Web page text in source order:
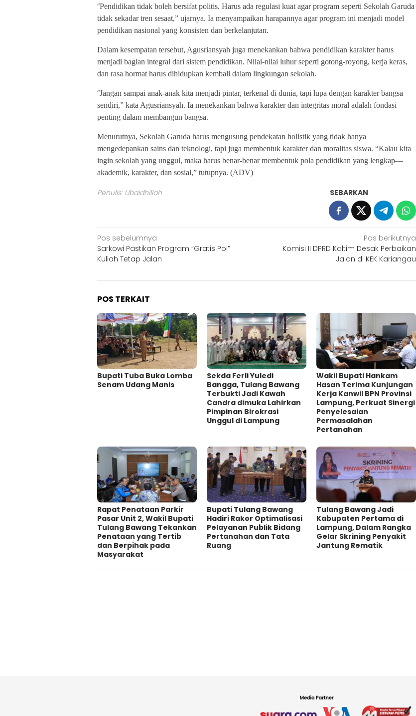
“Pendidikan tidak boleh bersifat politis. Harus ada regulasi kuat agar program seperti Sekolah Garuda
tidak sekadar tren sesaat,” ujarnya. Ia menyampaikan harapannya agar program ini menjadi model
pendidikan nasional yang konsisten dan berkelanjutan.
Dalam kesempatan tersebut, Agusriansyah juga menekankan bahwa pendidikan karakter harus
menjadi bagian integral dari sistem pendidikan. Nilai-nilai luhur seperti gotong-royong, kerja keras,
dan rasa hormat harus dihidupkan kembali dalam lingkungan sekolah.
“Jangan sampai anak-anak kita menjadi pintar, terkenal di dunia, tapi lupa dengan karakter bangsa
sendiri,” kata Agusriansyah. Ia menekankan bahwa karakter dan integritas moral adalah fondasi
penting dalam membangun bangsa.
Menurutnya, Sekolah Garuda harus mengusung pendekatan holistik yang tidak hanya
mengedepankan sains dan teknologi, tapi juga membentuk karakter dan moralitas siswa. “Kalau kita
ingin sekolah yang unggul, maka harus benar-benar membentuk pola pendidikan yang lengkap—
akademik, karakter, dan sosial,” tutupnya. (ADV)
Penulis: Ubaidhillah SEBARKAN
Navigasi
pos
Pos sebelumnya
Sarkowi Pastikan Program “Gratis Pol”
Kuliah Tetap Jalan
Pos berikutnya
Komisi II DPRD Kaltim Desak Perbaikan
Jalan di KEK Kariangau
POS TERKAIT
Bupati Tuba Buka Lomba
Senam Udang Manis
Sekda Ferli Yuledi
Bangga, Tulang Bawang
Terbukti Jadi Kawah
Candra dimuka Lahirkan
Pimpinan Birokrasi
Unggul di Lampung
Wakil Bupati Hankam
Hasan Terima Kunjungan
Kerja Kanwil BPN Provinsi
Lampung, Perkuat Sinergi
Penyelesaian
Permasalahan
Pertanahan
Rapat Penataan Parkir
Pasar Unit 2, Wakil Bupati
Tulang Bawang Tekankan
Penataan yang Tertib
dan Berpihak pada
Masyarakat
Bupati Tulang Bawang
Hadiri Rakor Optimalisasi
Pelayanan Publik Bidang
Pertanahan dan Tata
Ruang
Tulang Bawang Jadi
Kabupaten Pertama di
Lampung, Dalam Rangka
Gelar Skrining Penyakit
Jantung Rematik